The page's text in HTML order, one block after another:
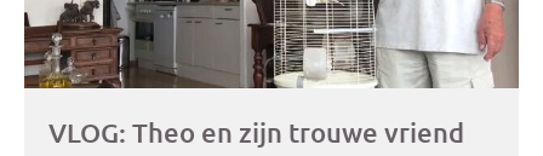
VLOG: Theo en zijn trouwe vriend